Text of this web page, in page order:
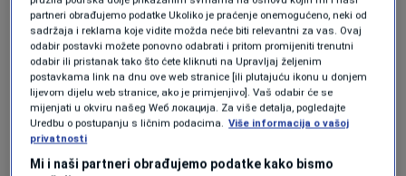
Pedijatar je u istražnom zatvoru od studenog, a
tužitelji su kao razlog naveli rizik od
ponavljanja kaznenog djela.
Zlostavljanje u bolnici u
Rathenowu
partneri obrađujemo podatke Ukoliko je praćenje onemogućeno, neki od
sadržaja i reklama koje vidite možda neće biti relevantni za vas. Ovaj
odabir postavki možete ponovno odabrati i pritom promijeniti trenutni
odabir ili pristanak tako što ćete kliknuti na Upravljaj željenim
postavkama link na dnu ove web stranice [ili plutajuću ikonu u donjem
lijevom dijelu web stranice, ako je primjenjivo]. Vaš odabir će se
mijenjati u okviru našeg Wеб локација. Za više detalja, pogledajte
Uredbu o postupanju s ličnim podacima. Više informacija o vašoj
privatnosti
Mi i naši partneri obrađujemo podatke kako bismo